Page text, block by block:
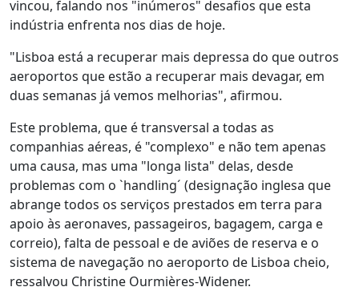
vincou, falando nos "inúmeros" desafios que esta
indústria enfrenta nos dias de hoje.
"Lisboa está a recuperar mais depressa do que outros
aeroportos que estão a recuperar mais devagar, em
duas semanas já vemos melhorias", afirmou.
Este problema, que é transversal a todas as
companhias aéreas, é "complexo" e não tem apenas
uma causa, mas uma "longa lista" delas, desde
problemas com o `handling´ (designação inglesa que
abrange todos os serviços prestados em terra para
apoio às aeronaves, passageiros, bagagem, carga e
correio), falta de pessoal e de aviões de reserva e o
sistema de navegação no aeroporto de Lisboa cheio,
ressalvou Christine Ourmières-Widener.